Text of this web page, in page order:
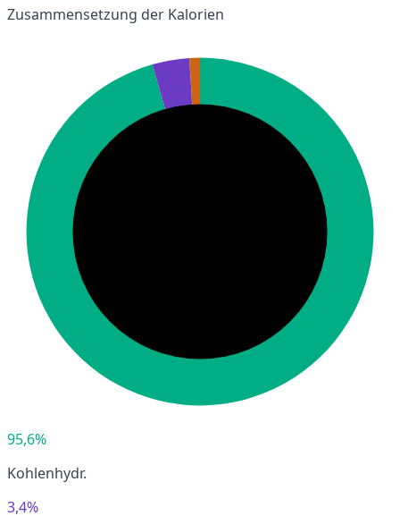
Zusammensetzung der Kalorien
95,6%
Kohlenhydr.
3,4%